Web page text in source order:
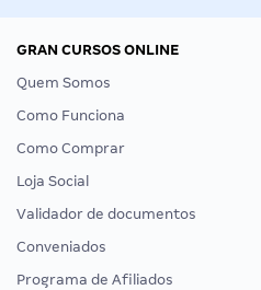
GRAN CURSOS ONLINE
Quem Somos
Como Funciona
Como Comprar
Loja Social
Validador de documentos
Conveniados
Programa de Afiliados